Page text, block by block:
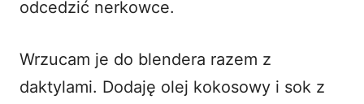
odcedzić nerkowce.
Wrzucam je do blendera razem z
daktylami. Dodaję olej kokosowy i sok z